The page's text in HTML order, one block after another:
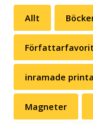
eller
vitt)
mängd
Allt
inramade
Magneter